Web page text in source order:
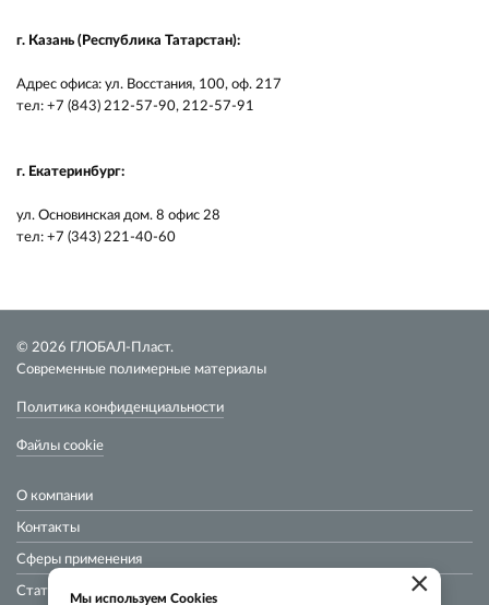
г. Казань (Республика Татарстан):
Адрес офиса: ул. Восстания, 100, оф. 217
тел: +7 (843) 212-57-90, 212-57-91
г. Екатеринбург:
ул. Основинская дом. 8 офис 28
тел: +7 (343) 221-40-60
© 2026 ГЛОБАЛ-Пласт.
Современные полимерные материалы
Политика конфиденциальности
Файлы cookie
О компании
Контакты
Сферы применения
Статьи ×
Мы используем Cookies